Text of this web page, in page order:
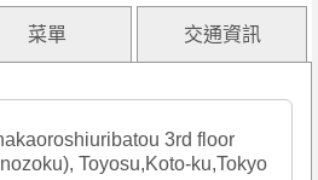
菜單 交通資訊
3rd floor
Toyosu,Koto-ku,Tokyo